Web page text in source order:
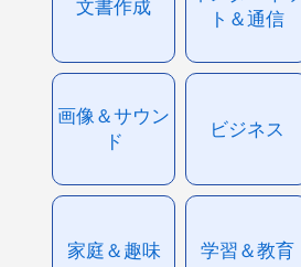
文書作成
ト＆通信
画像＆サウン
ド
ビジネス
家庭＆趣味 学習＆教育